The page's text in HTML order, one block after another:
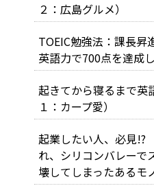
２：広島グルメ）
TOEIC勉強法：課長昇
英語力で700点を達成
起きてから寝るまで英
１：カープ愛）
起業したい人、必見
れ、シリコンバレーで
壊してしまったあるモ